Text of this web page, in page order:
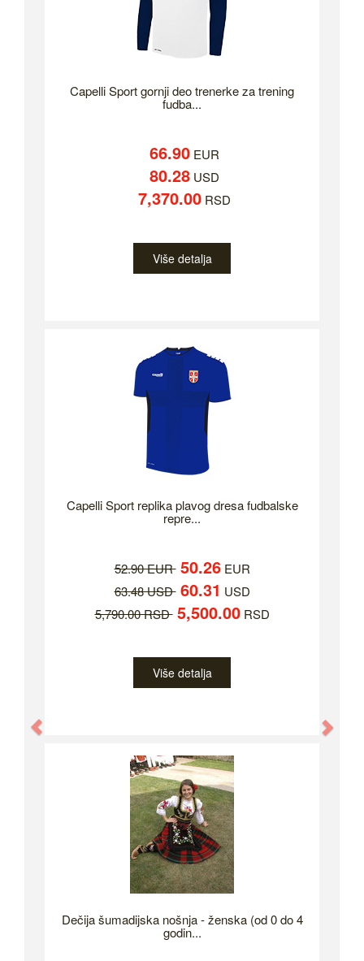
Capelli Sport gornji deo trenerke za trening
fudba...
66.90EUR
80.28USD
7,370.00RSD
Više detalja
Capelli Sport replika plavog dresa fudbalske
repre...
52.90 EUR 50.26EUR
63.48 USD 60.31 USD
5,790.00 RSD 5,500.00RSD
Više detalja
Dečija šumadijska nošnja - ženska (od 0 do 4
godin...